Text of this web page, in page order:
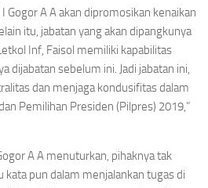
Gogor A A akan dipromosikan kenaikan
itu, jabatan yang akan dipangkunya
Inf, Faisol memiliki kapabilitas
dijabatan sebelum ini. Jadi jabatan ini,
dan menjaga kondusifitas dalam
Pemilihan Presiden (Pilpres) 2019,”
A A menuturkan, pihaknya tak
pun dalam menjalankan tugas di